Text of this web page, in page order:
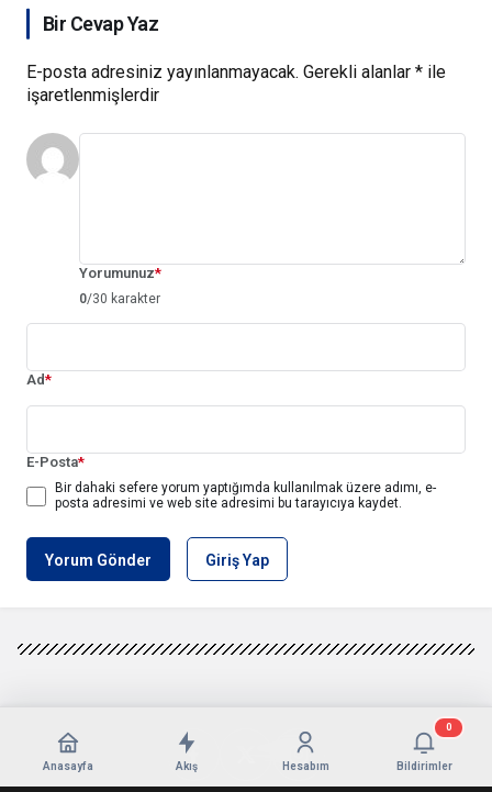
Bir Cevap Yaz
E-posta adresiniz yayınlanmayacak. Gerekli alanlar * ile
işaretlenmişlerdir
Yorumunuz*
0/30 karakter
Ad*
E-Posta*
Bir dahaki sefere yorum yaptığımda kullanılmak üzere adımı, e-
posta adresimi ve web site adresimi bu tarayıcıya kaydet.
Yorum Gönder Giriş Yap
Anasayfa Akış Hesabım Bildirimler
0